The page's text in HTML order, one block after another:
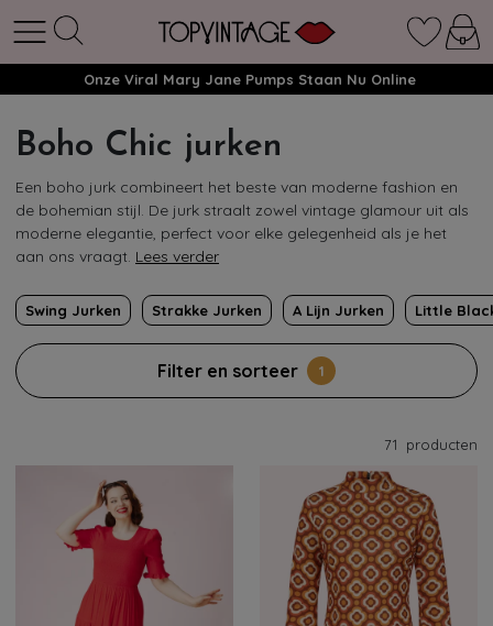
Onze Viral Mary Jane Pumps Staan Nu Online
Boho Chic jurken
Een boho jurk combineert het beste van moderne fashion en
de bohemian stijl. De jurk straalt zowel vintage glamour uit als
moderne elegantie, perfect voor elke gelegenheid als je het
aan ons vraagt. Lees verder
Swing Jurken Strakke Jurken A Lijn Jurken Little
Filter en sorteer 1
71 producten